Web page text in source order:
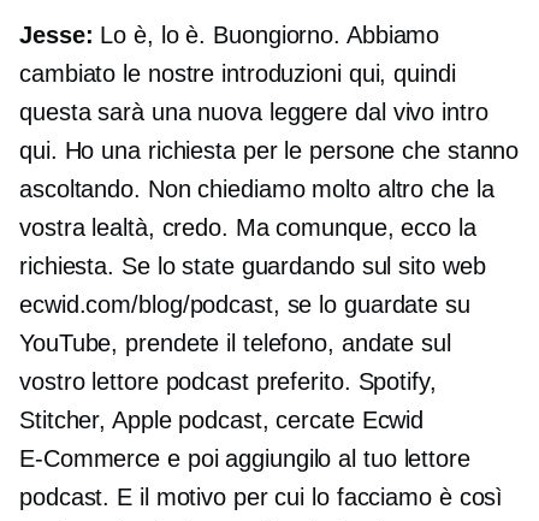
Jesse: Lo è, lo è. Buongiorno. Abbiamo
cambiato le nostre introduzioni qui, quindi
questa sarà una nuova leggere dal vivo intro
qui. Ho una richiesta per le persone che stanno
ascoltando. Non chiediamo molto altro che la
vostra lealtà, credo. Ma comunque, ecco la
richiesta. Se lo state guardando sul sito web
ecwid.com/blog/podcast, se lo guardate su
YouTube, prendete il telefono, andate sul
vostro lettore podcast preferito. Spotify,
Stitcher, Apple podcast, cercate Ecwid
E-Commerce e poi aggiungilo al tuo lettore
podcast. E il motivo per cui lo facciamo è così